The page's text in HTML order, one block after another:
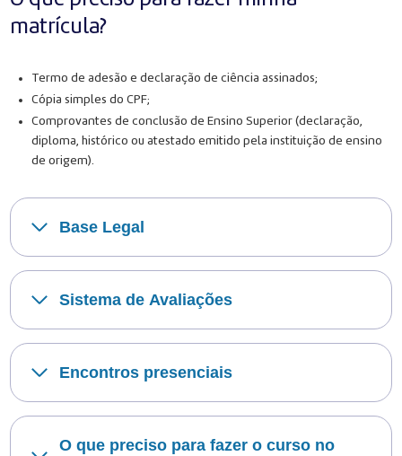
matrícula?
Termo de adesão e declaração de ciência assinados;
Cópia simples do CPF;
Comprovantes de conclusão de Ensino Superior (declaração,
diploma, histórico ou atestado emitido pela instituição de ensino
de origem).
Base Legal
Sistema de Avaliações
Encontros presenciais
O que preciso para fazer o curso no